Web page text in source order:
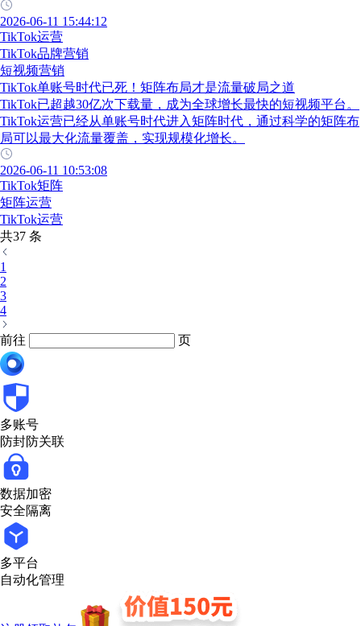
2026-06-11 15:44:12
TikTok运营
TikTok品牌营销
短视频营销
TikTok单账号时代已死！矩阵布局才是流量破局之道
TikTok已超越30亿次下载量，成为全球增长最快的短视频平台。
TikTok运营已经从单账号时代进入矩阵时代，通过科学的矩阵布
局可以最大化流量覆盖，实现规模化增长。
2026-06-11 10:53:08
TikTok矩阵
矩阵运营
TikTok运营
共37 条
1
2
3
4
前往 页
多账号
防封防关联
数据加密
安全隔离
多平台
自动化管理